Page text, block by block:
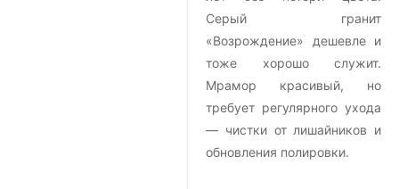
Серый гранит
«Возрождение» дешевле и
тоже хорошо служит.
Мрамор красивый, но
требует регулярного ухода
— чистки от лишайников и
обновления полировки.